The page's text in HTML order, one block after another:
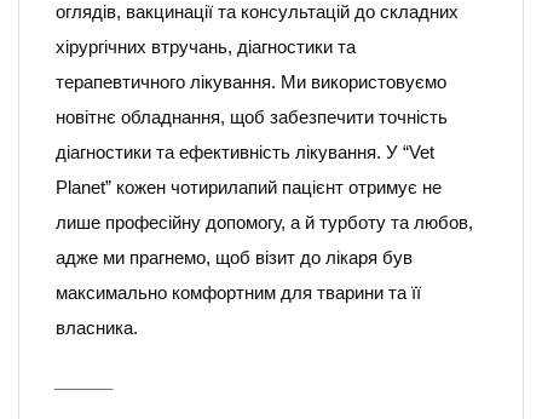
оглядів, вакцинації та консультацій до складних
хірургічних втручань, діагностики та
терапевтичного лікування. Ми використовуємо
новітнє обладнання, щоб забезпечити точність
діагностики та ефективність лікування. У “Vet
Planet” кожен чотирилапий пацієнт отримує не
лише професійну допомогу, а й турботу та любов,
адже ми прагнемо, щоб візит до лікаря був
максимально комфортним для тварини та її
власника.